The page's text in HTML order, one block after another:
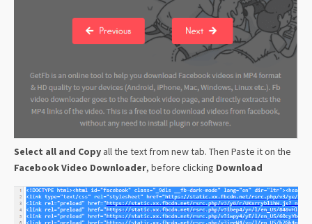
Select all and Copy all the text from new tab. Then Paste it on the
Facebook Video Downloader, before clicking Download